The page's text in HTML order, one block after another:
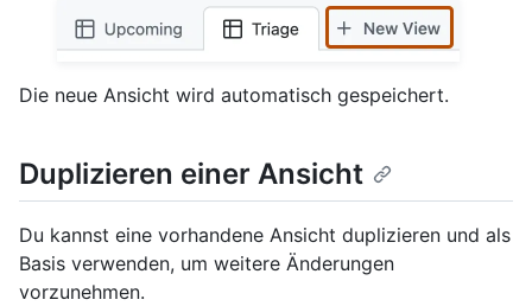
Die neue Ansicht wird automatisch gespeichert.
Duplizieren einer Ansicht
Du kannst eine vorhandene Ansicht duplizieren und als
Basis verwenden, um weitere Änderungen
vorzunehmen.